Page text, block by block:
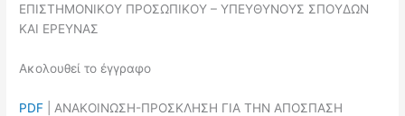
ΕΠΙΣΤΗΜΟΝΙΚΟΥ ΠΡΟΣΩΠΙΚΟΥ – ΥΠΕΥΘΥΝΟΥΣ ΣΠΟΥΔΩΝ
ΚΑΙ ΕΡΕΥΝΑΣ
Ακολουθεί το έγγραφο
PDF | ΑΝΑΚΟΙΝΩΣΗ-ΠΡΟΣΚΛΗΣΗ ΓΙΑ ΤΗΝ ΑΠΟΣΠΑΣΗ